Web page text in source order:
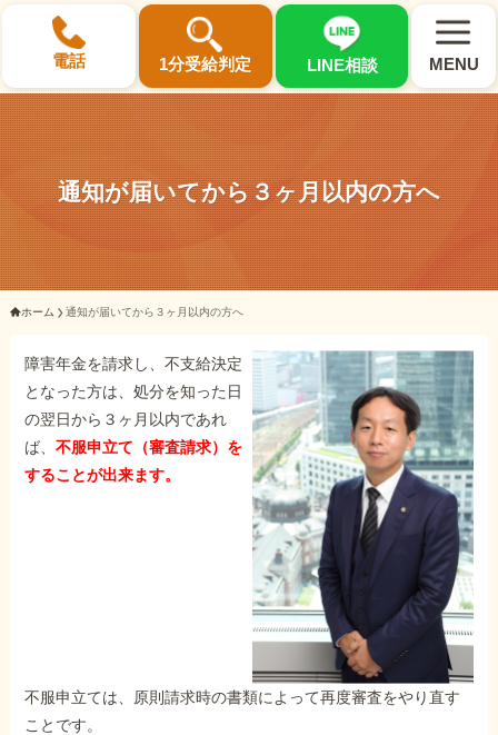
電話 1分受給判定 LINE相談 MENU
×
選ばれる3つの理由
初回相談料0円・受給後報酬型
サポート料金について
県内 No.1 の豊富な知識と経験
ご相談事例をみる
非対面で申請できる
障害年金の基礎知識
通知が届いてから３ヶ月以内の方へ
ホーム 通知が届いてから３ヶ月以内の方へ
障害年金を請求し、不支給決定
となった方は、処分を知った日
の翌日から３ヶ月以内であれ
ば、不服申立て（審査請求）を
することが出来ます。
不服申立ては、原則請求時の書類によって再度審査をやり直す
ことです。